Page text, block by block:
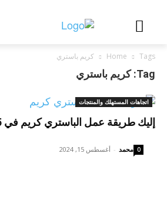
Home Tags كريم باستري
Tag: كريم باستري
اتجاهات المستهلك والمنتجات
إليك طريقة عمل الباستري كريم في 15 دقيقة فقط
محمد - أغسطس 15, 2024 0